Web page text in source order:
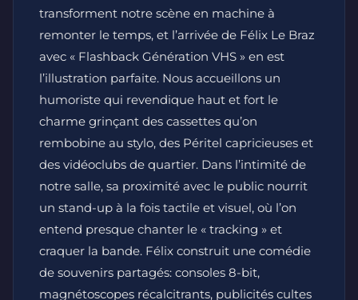
transforment notre scène en machine à
remonter le temps, et l’arrivée de Félix Le Braz
avec « Flashback Génération VHS » en est
l’illustration parfaite. Nous accueillons un
humoriste qui revendique haut et fort le
charme grinçant des cassettes qu’on
rembobine au stylo, des Péritel capricieuses et
des vidéoclubs de quartier. Dans l’intimité de
notre salle, sa proximité avec le public nourrit
un stand-up à la fois tactile et visuel, où l’on
entend presque chanter le « tracking » et
craquer la bande. Félix construit une comédie
de souvenirs partagés: consoles 8-bit,
magnétoscopes récalcitrants, publicités cultes